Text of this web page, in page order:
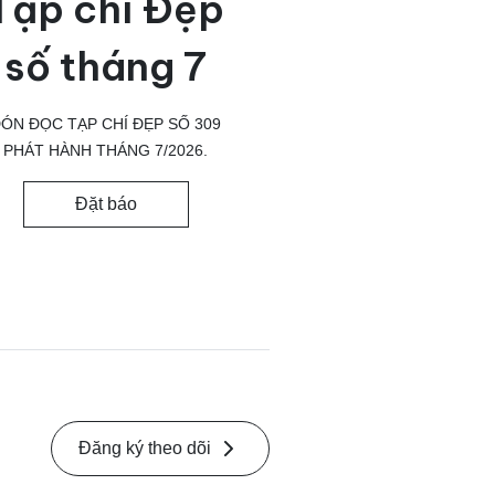
số tháng 7
ĐỌC TẠP CHÍ ĐẸP SỐ 309
PHÁT HÀNH THÁNG 7/2026.
Đặt báo
Đăng ký theo dõi